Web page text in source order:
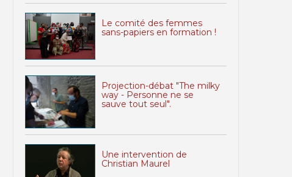
Le comité des femmes
sans-papiers en formation !
Projection-débat "The milky
way - Personne ne se
sauve tout seul".
Une intervention de
Christian Maurel